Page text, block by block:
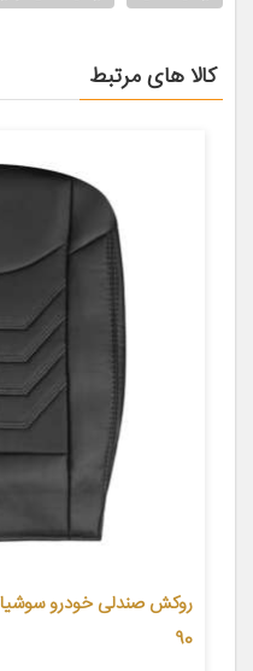
کالا های مرتبط
90